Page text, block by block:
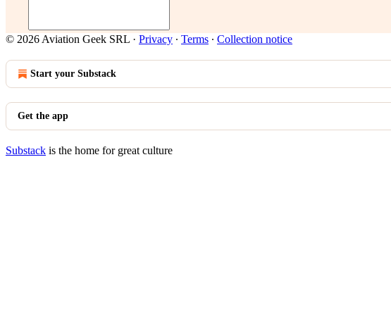
© 2026 Aviation Geek SRL · Privacy ∙ Terms ∙ Collection notice
Start your Substack
Get the app
Substack is the home for great culture